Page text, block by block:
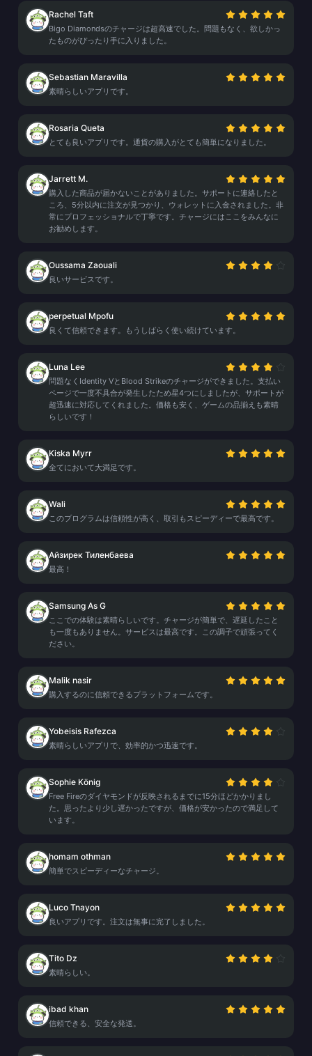
Rachel Taft
Bigo Diamondsのチャージは超高速でした。問題もなく、欲しかっ
たものがぴったり手に入りました。
Sebastian Maravilla
素晴らしいアプリです。
Rosaria Queta
とても良いアプリです。通貨の購入がとても簡単になりました。
Jarrett M.
購入した商品が届かないことがありました。サポートに連絡したと
ころ、5分以内に注文が見つかり、ウォレットに入金されました。非
常にプロフェッショナルで丁寧です。チャージにはここをみんなに
お勧めします。
Oussama Zaouali
良いサービスです。
perpetual Mpofu
良くて信頼できます。もうしばらく使い続けています。
Luna Lee
問題なくIdentity VとBlood Strikeのチャージができました。支払い
ページで一度不具合が発生したため星4つにしましたが、サポートが
超迅速に対応してくれました。価格も安く、ゲームの品揃えも素晴
らしいです！
Kiska Myrr
全てにおいて大満足です。
Wali
このプログラムは信頼性が高く、取引もスピーディーで最高です。
Айзирек Тиленбаева
最高！
Samsung As G
ここでの体験は素晴らしいです。チャージが簡単で、遅延したこと
も一度もありません。サービスは最高です。この調子で頑張ってく
ださい。
Malik nasir
購入するのに信頼できるプラットフォームです。
Yobeisis Rafezca
素晴らしいアプリで、効率的かつ迅速です。
Sophie König
Free Fireのダイヤモンドが反映されるまでに15分ほどかかりまし
た。思ったより少し遅かったですが、価格が安かったので満足して
います。
homam othman
簡単でスピーディーなチャージ。
Luco Tnayon
良いアプリです。注文は無事に完了しました。
Tito Dz
素晴らしい。
ibad khan
信頼できる、安全な発送。